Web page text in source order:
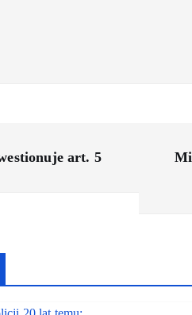
art. 5